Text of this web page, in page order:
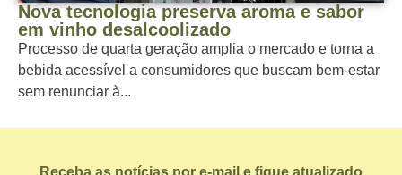
Nova tecnologia preserva aroma e sabor
em vinho desalcoolizado
Processo de quarta geração amplia o mercado e torna a
bebida acessível a consumidores que buscam bem-estar
sem renunciar à...